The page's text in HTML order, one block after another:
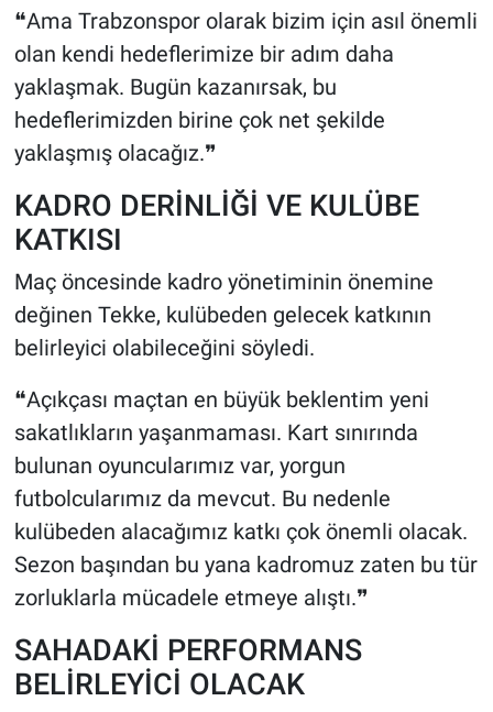
❝Ama Trabzonspor olarak bizim için asıl önemli
olan kendi hedeflerimize bir adım daha
yaklaşmak. Bugün kazanırsak, bu
hedeflerimizden birine çok net şekilde
yaklaşmış olacağız.❞
KADRO DERİNLİĞİ VE KULÜBE
KATKISI
Maç öncesinde kadro yönetiminin önemine
değinen Tekke, kulübeden gelecek katkının
belirleyici olabileceğini söyledi.
❝Açıkçası maçtan en büyük beklentim yeni
sakatlıkların yaşanmaması. Kart sınırında
bulunan oyuncularımız var, yorgun
futbolcularımız da mevcut. Bu nedenle
kulübeden alacağımız katkı çok önemli olacak.
Sezon başından bu yana kadromuz zaten bu tür
zorluklarla mücadele etmeye alıştı.❞
SAHADAKİ PERFORMANS
BELİRLEYİCİ OLACAK